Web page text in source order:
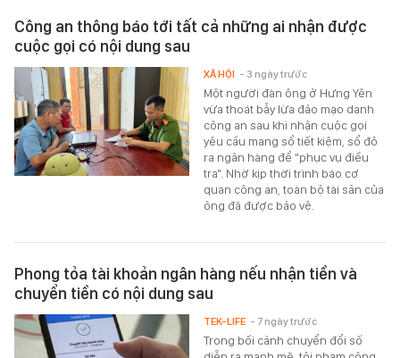
Công an thông báo tới tất cả những ai nhận được
cuộc gọi có nội dung sau
Một người đàn ông ở Hưng Yên
vừa thoát bẫy lừa đảo mạo danh
công an sau khi nhận cuộc gọi
yêu cầu mang sổ tiết kiệm, sổ đỏ
ra ngân hàng để "phục vụ điều
tra". Nhờ kịp thời trình báo cơ
quan công an, toàn bộ tài sản của
ông đã được bảo vệ.
XÃ HỘI - 3 ngày trước
Phong tỏa tài khoản ngân hàng nếu nhận tiền và
chuyển tiền có nội dung sau
Trong bối cảnh chuyển đổi số
TEK-LIFE - 7 ngày trước